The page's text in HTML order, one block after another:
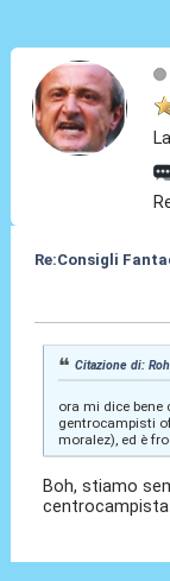
Re:Consigli
Citazione di:
ora mi dice bene
gentrocampisti
moralez), ed è
Boh, stiamo
centrocampista